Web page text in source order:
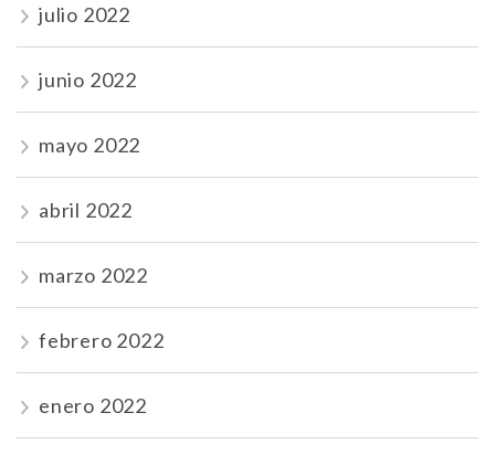
julio 2022
junio 2022
mayo 2022
abril 2022
marzo 2022
febrero 2022
enero 2022